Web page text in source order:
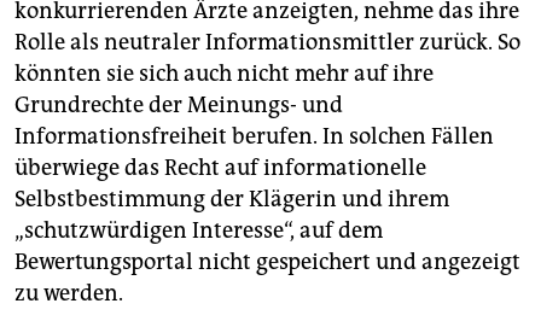
konkurrierenden Ärzte anzeigten, nehme das ihre
Rolle als neutraler Informationsmittler zurück. So
könnten sie sich auch nicht mehr auf ihre
Grundrechte der Meinungs- und
Informationsfreiheit berufen. In solchen Fällen
überwiege das Recht auf informationelle
Selbstbestimmung der Klägerin und ihrem
„schutzwürdigen Interesse“, auf dem
Bewertungsportal nicht gespeichert und angezeigt
zu werden.